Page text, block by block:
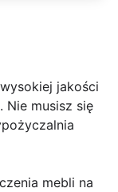
jakości
Nie musisz się
mebli na